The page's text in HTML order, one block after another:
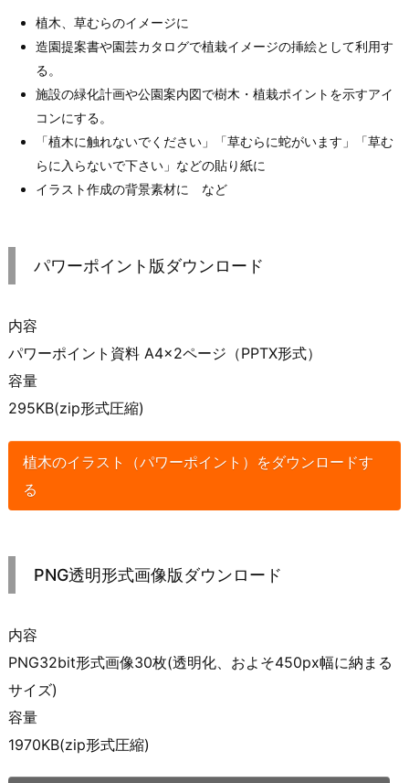
植木、草むらのイメージに
造園提案書や園芸カタログで植栽イメージの挿絵として利用す
る。
施設の緑化計画や公園案内図で樹木・植栽ポイントを示すアイ
コンにする。
「植木に触れないでください」「草むらに蛇がいます」「草む
らに入らないで下さい」などの貼り紙に
イラスト作成の背景素材に など
パワーポイント版ダウンロード
内容
パワーポイント資料 A4×2ページ（PPTX形式）
容量
295KB(zip形式圧縮)
植木のイラスト（パワーポイント）をダウンロードす
る
PNG透明形式画像版ダウンロード
内容
PNG32bit形式画像30枚(透明化、およそ450px幅に納まる
サイズ)
容量
1970KB(zip形式圧縮)